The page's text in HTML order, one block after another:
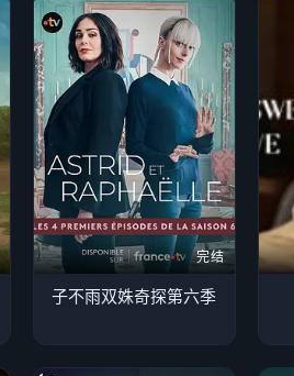
完结
子不雨双姝奇探第六季